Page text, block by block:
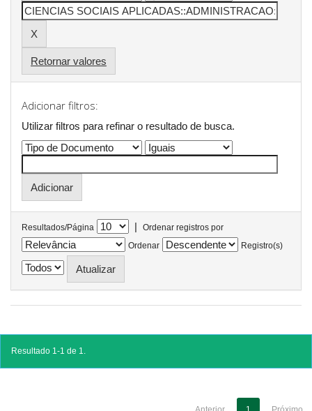
Retornar valores
Adicionar filtros:
Utilizar filtros para refinar o resultado de busca.
Resultados/Página |
Ordenar registros por
Ordenar
Registro(s)
Resultado 1-1 de 1.